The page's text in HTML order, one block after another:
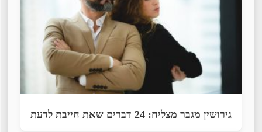
גירושין מגבר מצליח: 24 דברים שאת חייבת לדעת